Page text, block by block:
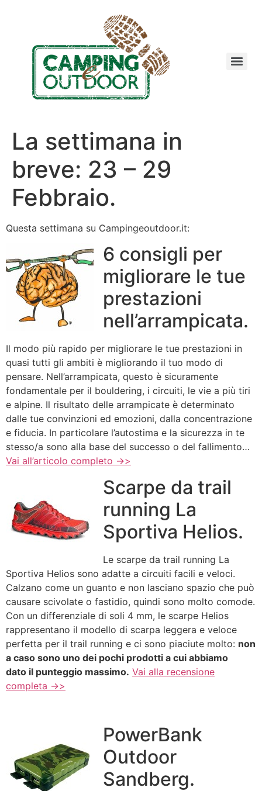
La settimana in
breve: 23 – 29
Febbraio.
Questa settimana su Campingeoutdoor.it:
6 consigli per
migliorare le tue
prestazioni
nell’arrampicata.
Il modo più rapido per migliorare le tue prestazioni in
quasi tutti gli ambiti è migliorando il tuo modo di
pensare. Nell’arrampicata, questo è sicuramente
fondamentale per il bouldering, i circuiti, le vie a più tiri
e alpine. Il risultato delle arrampicate è determinato
dalle tue convinzioni ed emozioni, dalla concentrazione
e fiducia. In particolare l’autostima e la sicurezza in te
stesso/a sono alla base del successo o del fallimento…
Vai all’articolo completo ->>
Scarpe da trail
running La
Sportiva Helios.
Le scarpe da trail running La
Sportiva Helios sono adatte a circuiti facili e veloci.
Calzano come un guanto e non lasciano spazio che può
causare scivolate o fastidio, quindi sono molto comode.
Con un differenziale di soli 4 mm, le scarpe Helios
rappresentano il modello di scarpa leggera e veloce
perfetta per il trail running e ci sono piaciute molto: non
a caso sono uno dei pochi prodotti a cui abbiamo
dato il punteggio massimo. Vai alla recensione
completa ->>
PowerBank
Outdoor
Sandberg.